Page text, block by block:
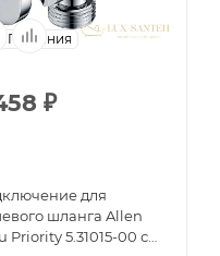
Германия
₽
для
шланга Allen
Priority 5.31015-00 с